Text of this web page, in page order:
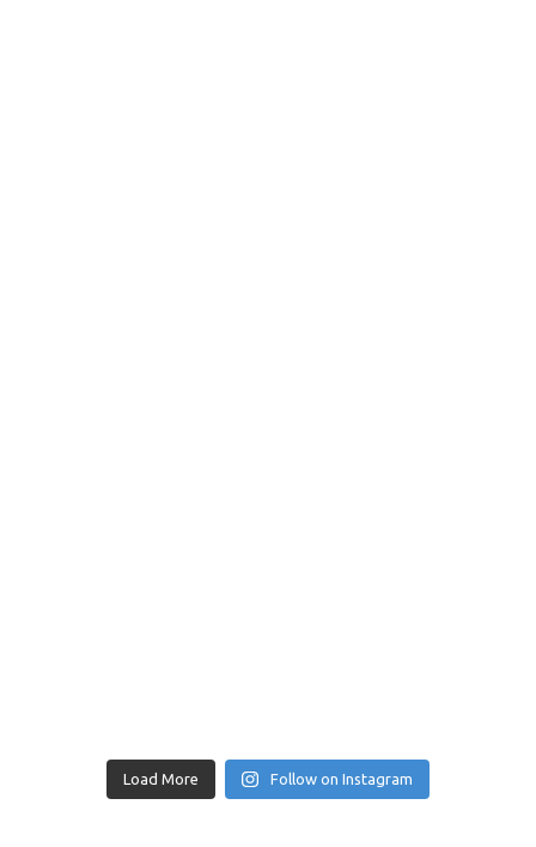
Load More Follow on Instagram